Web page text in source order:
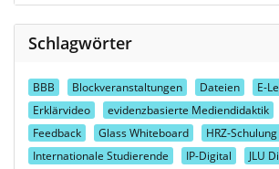
Schlagwörter
BBB Blockveranstaltungen Dateien
E-
Erklärvideo
evidenzbasierte Mediendidaktik
Feedback
Glass Whiteboard HRZ-Schulung
Internationale Studierende
IP-Digital
JLU